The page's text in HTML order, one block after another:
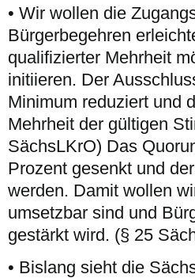
• Wir wollen die
Bürgerbegehren
qualifizierter Mehrheit
initiieren. Der
Minimum reduziert und
Mehrheit der gültigen
SächsLKrO) Das
Prozent gesenkt und
werden. Damit wollen
umsetzbar sind und
gestärkt wird. (§ 25
• Bislang sieht die